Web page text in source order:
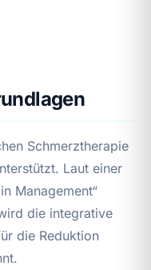
Schmerztherapie
Laut einer
Management“
die integrative
die Reduktion